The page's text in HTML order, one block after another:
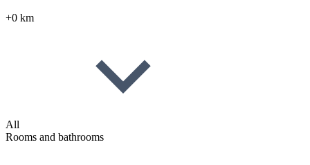
+0 km
All
Rooms and bathrooms